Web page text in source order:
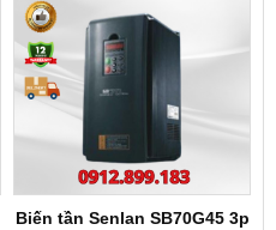
Biến tần Senlan SB70G45 3p